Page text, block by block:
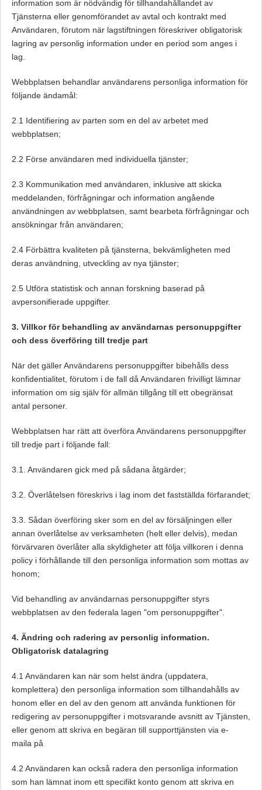
information som är nödvändig för tillhandahållandet av
Tjänsterna eller genomförandet av avtal och kontrakt med
Användaren, förutom när lagstiftningen föreskriver obligatorisk
lagring av personlig information under en period som anges i
lag.
Webbplatsen behandlar användarens personliga information för
följande ändamål:
2.1 Identifiering av parten som en del av arbetet med
webbplatsen;
2.2 Förse användaren med individuella tjänster;
2.3 Kommunikation med användaren, inklusive att skicka
meddelanden, förfrågningar och information angående
användningen av webbplatsen, samt bearbeta förfrågningar och
ansökningar från användaren;
2.4 Förbättra kvaliteten på tjänsterna, bekvämligheten med
deras användning, utveckling av nya tjänster;
2.5 Utföra statistisk och annan forskning baserad på
avpersonifierade uppgifter.
3. Villkor för behandling av användarnas personuppgifter
och dess överföring till tredje part
När det gäller Användarens personuppgifter bibehålls dess
konfidentialitet, förutom i de fall då Användaren frivilligt lämnar
information om sig själv för allmän tillgång till ett obegränsat
antal personer.
Webbplatsen har rätt att överföra Användarens personuppgifter
till tredje part i följande fall:
3.1. Användaren gick med på sådana åtgärder;
3.2. Överlåtelsen föreskrivs i lag inom det fastställda förfarandet;
3.3. Sådan överföring sker som en del av försäljningen eller
annan överlåtelse av verksamheten (helt eller delvis), medan
förvärvaren överlåter alla skyldigheter att följa villkoren i denna
policy i förhållande till den personliga information som mottas av
honom;
Vid behandling av användarnas personuppgifter styrs
webbplatsen av den federala lagen "om personuppgifter".
4. Ändring och radering av personlig information.
Obligatorisk datalagring
4.1 Användaren kan när som helst ändra (uppdatera,
komplettera) den personliga information som tillhandahålls av
honom eller en del av den genom att använda funktionen för
redigering av personuppgifter i motsvarande avsnitt av Tjänsten,
eller genom att skriva en begäran till supporttjänsten via e-
maila på
4.2 Användaren kan också radera den personliga information
som han lämnat inom ett specifikt konto genom att skriva en